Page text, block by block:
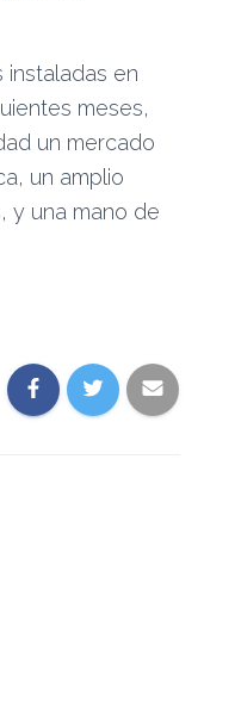
instaladas en
meses,
un mercado
un amplio
y una mano de